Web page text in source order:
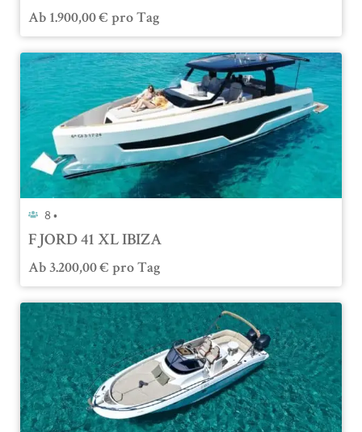
Ab 1.900,00€ pro Tag
8 •
FJORD 41 XL IBIZA
Ab 3.200,00€ pro Tag